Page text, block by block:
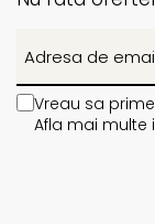
Vreau sa
Afla mai multe